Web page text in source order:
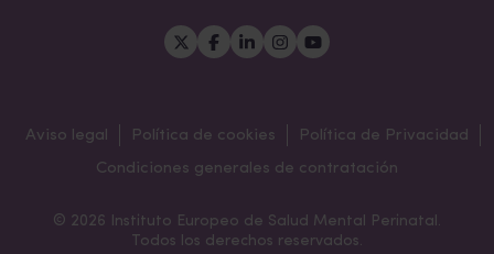
Aviso legal Política de cookies
Política de Privacidad
Condiciones generales de contratación
© 2026 Instituto Europeo de Salud Mental Perinatal.
Todos los derechos reservados.